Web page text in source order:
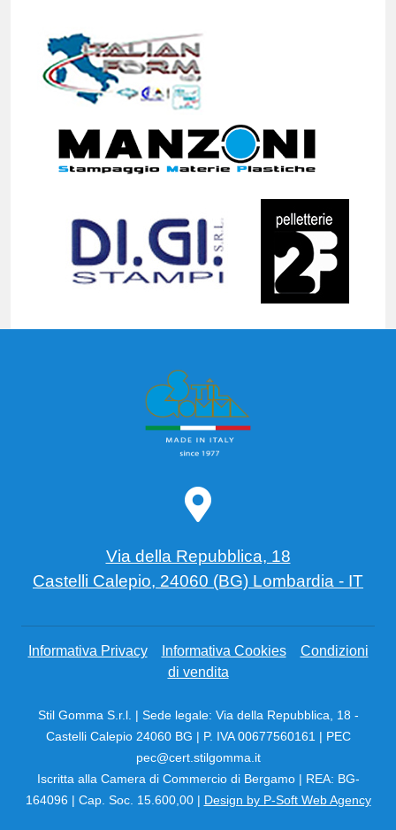
Via della Repubblica, 18
Castelli Calepio, 24060 (BG) Lombardia - IT
Informativa Privacy Informativa Cookies
Condizioni
di vendita
Stil Gomma S.r.l. | Sede legale: Via della Repubblica, 18 -
Castelli Calepio 24060 BG | P. IVA 00677560161 | PEC
pec@cert.stilgomma.it
Iscritta alla Camera di Commercio di Bergamo | REA: BG-
164096 | Cap. Soc. 15.600,00 | Design by P-Soft Web Agency